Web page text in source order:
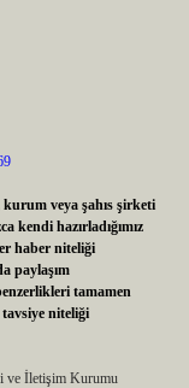
veya şahıs şirketi
kendi hazırladığımız
haber niteliği
paylaşım
tamamen
niteliği
ve İletişim Kurumu